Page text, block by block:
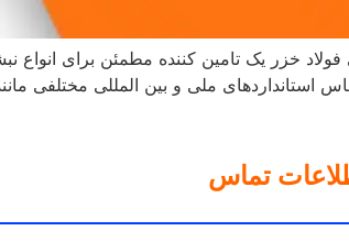
خزر یک تامین کننده مطمئن برای
تماس